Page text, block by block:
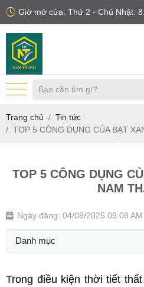
Giờ mở cửa: Thứ 2 - Chủ Nhật:
Trang chủ
Tin tức
TOP 5 CÔNG DỤNG CỦA BẠT
TOP 5 CÔNG DỤNG
NAM
Ngày đăng: 04/08/2025 09:08 AM
Danh mục
Trong điều kiện thời tiết